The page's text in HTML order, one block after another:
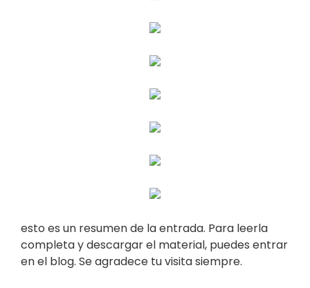
esto es un resumen de la entrada. Para leerla
completa y descargar el material, puedes entrar
en el blog. Se agradece tu visita siempre.